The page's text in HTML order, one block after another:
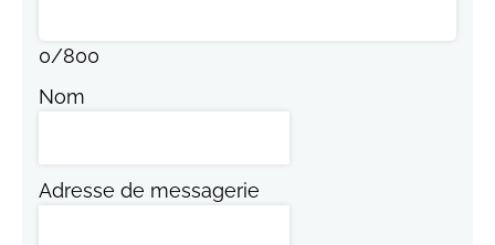
0/800
Nom
Adresse de messagerie